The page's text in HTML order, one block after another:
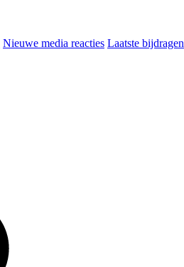
Nieuwe media reacties Laatste bijdragen